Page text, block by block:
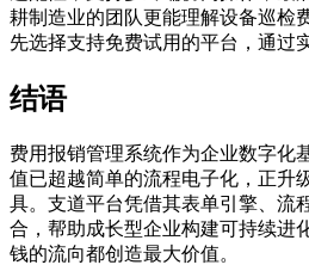
耕制造业的团队更能理解设备巡检
先选择支持免费试用的平台，通过
结语
费用报销管理系统作为企业数字化
值已超越简单的流程电子化，正升
具。支道平台凭借其表单引擎、流
合，帮助成长型企业构建可持续进
钱的流向都创造最大价值。